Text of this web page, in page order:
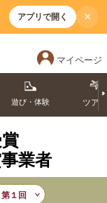
アプリで開く ×
マイページ
遊び・体験 ツア
業者
第１回